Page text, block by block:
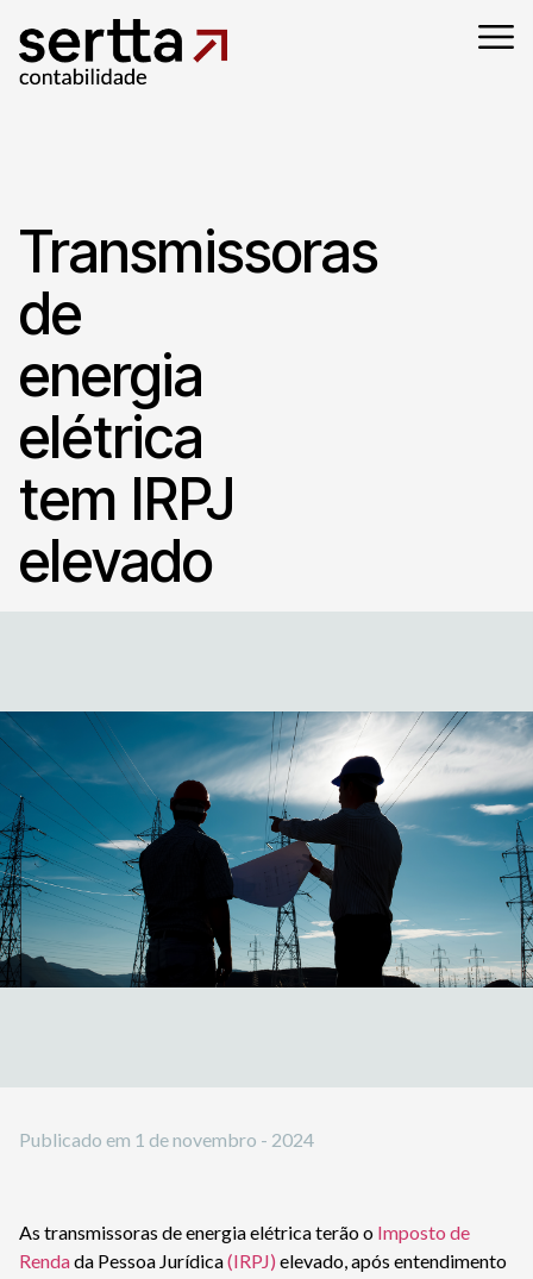
Transmissoras
de
energia
elétrica
tem IRPJ
elevado
Publicado em 1 de novembro - 2024
As transmissoras de energia elétrica terão o Imposto de
Rendada Pessoa Jurídica(IRPJ) elevado, após entendimento